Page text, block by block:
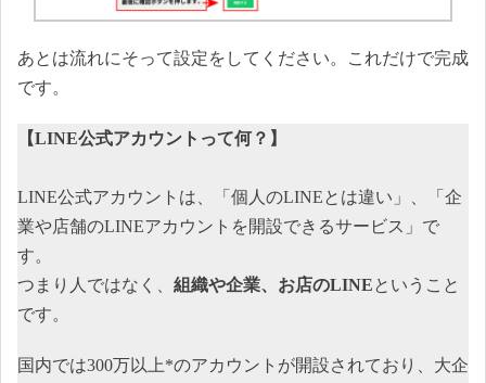
あとは流れにそって設定をしてください。これだけで完成
です。
【LINE公式アカウントって何？】
LINE公式アカウントは、「個人のLINEとは違い」、「企
業や店舗のLINEアカウントを開設できるサービス」で
す。
つまり人ではなく、 組織や企業、お店のLINEということ
です。
国内では300万以上*のアカウントが開設されており、大企